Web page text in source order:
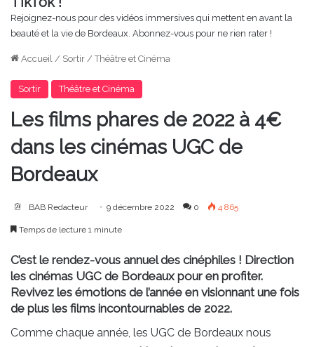
Rejoignez-nous pour des vidéos immersives qui mettent en avant la
beauté et la vie de Bordeaux. Abonnez-vous pour ne rien rater !
Accueil / Sortir / Théâtre et Cinéma
Sortir Théâtre et Cinéma
Les films phares de 2022 à 4€
dans les cinémas UGC de
Bordeaux
BAB Redacteur 9 décembre 2022 0 4 865
Temps de lecture 1 minute
C’est le rendez-vous annuel des cinéphiles ! Direction
les cinémas UGC de Bordeaux pour en profiter.
Revivez les émotions de l’année en visionnant une fois
de plus les films incontournables de 2022.
Comme chaque année, les UGC de Bordeaux nous